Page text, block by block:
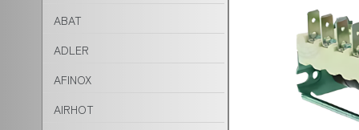
ABAT
ADLER
AFINOX
AIRHOT